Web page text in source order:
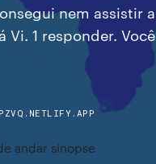
nem assistir a
Vi. 1 responder. Você
andar sinopse